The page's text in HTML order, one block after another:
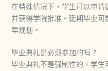
在特殊情况下，学生可以申
并获得学院批准。延期毕业
早规划。
毕业典礼是必须参加的吗？
毕业典礼不是强制性的，学